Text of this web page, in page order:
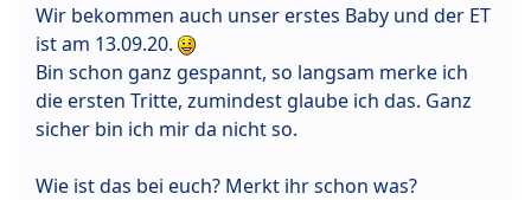
Wir bekommen auch unser erstes Baby und der ET
ist am 13.09.20.
Bin schon ganz gespannt, so langsam merke ich
die ersten Tritte, zumindest glaube ich das. Ganz
sicher bin ich mir da nicht so.
Wie ist das bei euch? Merkt ihr schon was?